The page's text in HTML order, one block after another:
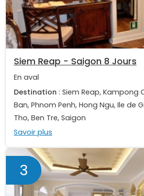
Siem Reap - Saigon 8 Jours
En aval
Destination : Siem Reap, Kampong
Ban, Phnom Penh, Hong Ngu, Ile de
Tho, Ben Tre, Saigon
Savoir plus
3